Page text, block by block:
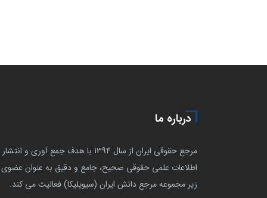
درباره ما
مرجع حقوقی ایران از سال 1394 با هدف جمع آوری و انتشار
اطلاعات علمی حقوقی صحیح، جامع و دقیق به عنوان عضوی
زیر مجموعه مرجع دانش ایران (سیویلیکا) فعالیت می کند.